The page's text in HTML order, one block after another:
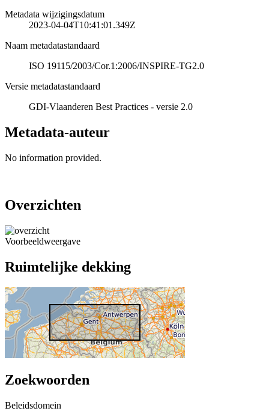
Metadata wijzigingsdatum
2023-04-04T10:41:01.349Z
Naam metadatastandaard
ISO 19115/2003/Cor.1:2006/INSPIRE-TG2.0
Versie metadatastandaard
GDI-Vlaanderen Best Practices - versie 2.0
Metadata-auteur
No information provided.
Overzichten
Voorbeeldweergave
Ruimtelijke dekking
Zoekwoorden
Beleidsdomein